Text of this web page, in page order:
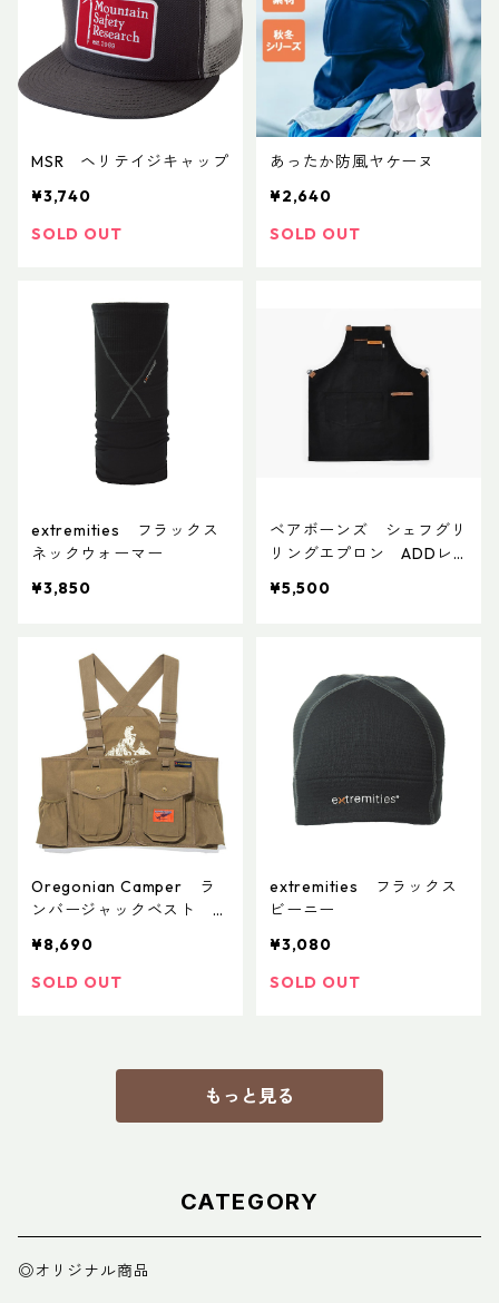
MSR ヘリテイジキャップ
¥3,740
SOLD OUT
あったか防風ヤケーヌ
¥2,640
SOLD OUT
extremities フラックス
ネックウォーマー
¥3,850
ベアボーンズ シェフグリ
リングエプロン ADDレ
¥5,500
Oregonian Camper ラ
ンバージャックベスト ウ
¥8,690
SOLD OUT
extremities フラックス
ビーニー
¥3,080
SOLD OUT
もっと見る
CATEGORY
◎オリジナル商品